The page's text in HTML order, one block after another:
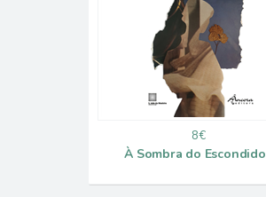
8€
À Sombra do Escondido